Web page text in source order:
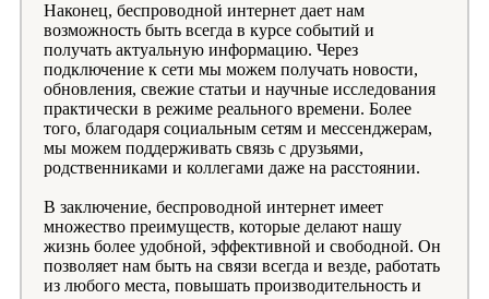
Наконец, беспроводной интернет дает нам
возможность быть всегда в курсе событий и
получать актуальную информацию. Через
подключение к сети мы можем получать новости,
обновления, свежие статьи и научные исследования
практически в режиме реального времени. Более
того, благодаря социальным сетям и мессенджерам,
мы можем поддерживать связь с друзьями,
родственниками и коллегами даже на расстоянии.
В заключение, беспроводной интернет имеет
множество преимуществ, которые делают нашу
жизнь более удобной, эффективной и свободной. Он
позволяет нам быть на связи всегда и везде, работать
из любого места, повышать производительность и